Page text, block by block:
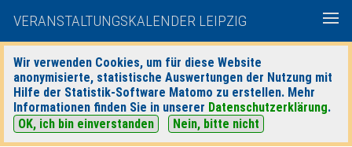
VERANSTALTUNGSKALENDER LEIPZIG
Wir verwenden Cookies, um für diese Website
anonymisierte, statistische Auswertungen der Nutzung mit
Hilfe der Statistik-Software Matomo zu erstellen. Mehr
Informationen finden Sie in unserer Datenschutzerklärung.
OK, ich bin einverstanden
Nein, bitte nicht
heute|morgen| Detaillierte Suche